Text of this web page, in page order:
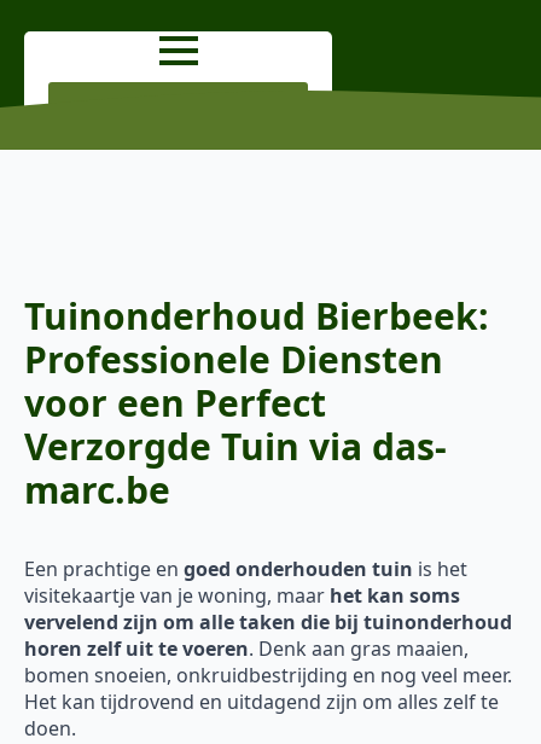
Tuinonderhoud Bierbeek:
Professionele Diensten
voor een Perfect
Verzorgde Tuin via das-
marc.be
Een prachtige en goed onderhouden tuin is het
visitekaartje van je woning, maar het kan soms
vervelend zijn om alle taken die bij tuinonderhoud
horen zelf uit te voeren. Denk aan gras maaien,
bomen snoeien, onkruidbestrijding en nog veel meer.
Het kan tijdrovend en uitdagend zijn om alles zelf te
doen.